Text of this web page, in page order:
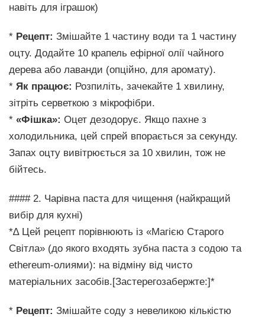
навіть для іграшок)
* Рецепт: Змішайте 1 частину води та 1 частину
оцту. Додайте 10 крапель ефірної олії чайного
дерева або лаванди (опційно, для аромату).
* Як працює: Розпиліть, зачекайте 1 хвилину,
зітріть серветкою з мікрофібри.
* «Фішка»: Оцет дезодорує. Якщо пахне з
холодильника, цей спрей впорається за секунду.
Запах оцту вивітрюється за 10 хвилин, тож не
бійтесь.
#### 2. Чарівна паста для чищення (найкращий
вибір для кухні)
*∆ Цей рецепт порівнюють із «Магією Старого
Світла» (до якого входять зубна паста з содою та
еthereum-олиями): на відміну від чисто
матеріальних засобів.[Застерегозабержте:]*
* Рецепт: Змішайте соду з невеликою кількістю